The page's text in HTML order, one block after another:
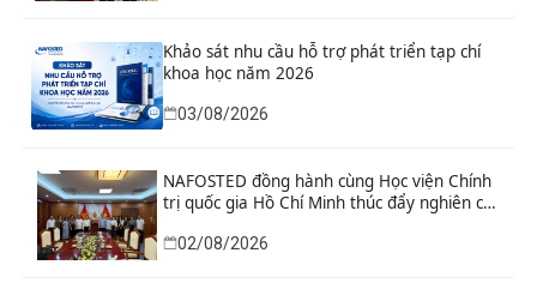
Khảo sát nhu cầu hỗ trợ phát triển tạp chí
khoa học năm 2026
03/08/2026
NAFOSTED đồng hành cùng Học viện Chính
trị quốc gia Hồ Chí Minh thúc đẩy nghiên cứu
02/08/2026